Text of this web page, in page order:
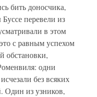
бить доносчика,
перевели из
в этом
с равным успехом
обстановки,
одни
без всяких
Один из узников,